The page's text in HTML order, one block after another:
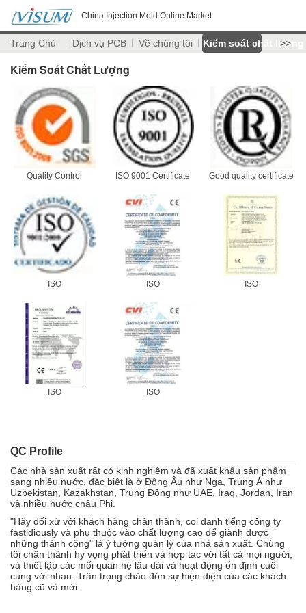
China Injection Mold Online Market
Trang Chủ Dịch vụ PCB Về chúng tôi Kiểm soát chất lượng
>>
Kiểm Soát Chất Lượng
Quality Control ISO 9001 Certificate Good quality certificate
ISO ISO ISO
ISO ISO
QC Profile
Các nhà sản xuất rất có kinh nghiệm và đã xuất khẩu sản phẩm
sang nhiều nước, đặc biệt là ở Đông Âu như Nga, Trung Á như
Uzbekistan, Kazakhstan, Trung Đông như UAE, Iraq, Jordan, Iran
và nhiều nước châu Phi.
"Hãy đối xử với khách hàng chân thành, coi danh tiếng công ty
fastidiously và phụ thuộc vào chất lượng cao để giành được
những thành công" là ý tưởng quản lý của nhà sản xuất. Chúng
tôi chân thành hy vọng phát triển và hợp tác với tất cả mọi người,
và thiết lập các mối quan hệ lâu dài và hoạt động ổn định cuối
cùng với nhau. Trân trọng chào đón sự hiện diện của các khách
hàng cũ và mới.